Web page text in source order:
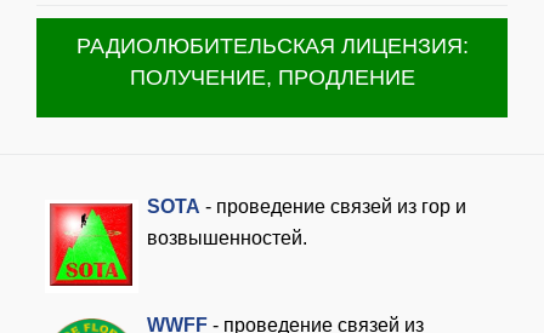
РАДИОЛЮБИТЕЛЬСКАЯ ЛИЦЕНЗИЯ:
ПОЛУЧЕНИЕ, ПРОДЛЕНИЕ
SOTA - проведение связей из гор и
возвышенностей.
WWFF - проведение связей из